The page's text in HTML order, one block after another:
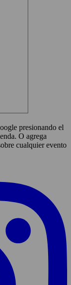
presionando el
O agrega
cualquier evento